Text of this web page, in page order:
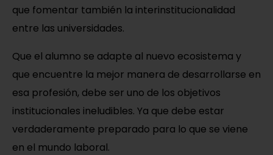
que fomentar también la interinstitucionalidad
entre las universidades.
Que el alumno se adapte al nuevo ecosistema y
que encuentre la mejor manera de desarrollarse en
esa profesión, debe ser uno de los objetivos
institucionales ineludibles. Ya que debe estar
verdaderamente preparado para lo que se viene
en el mundo laboral.